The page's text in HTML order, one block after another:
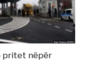
pritet nëpër